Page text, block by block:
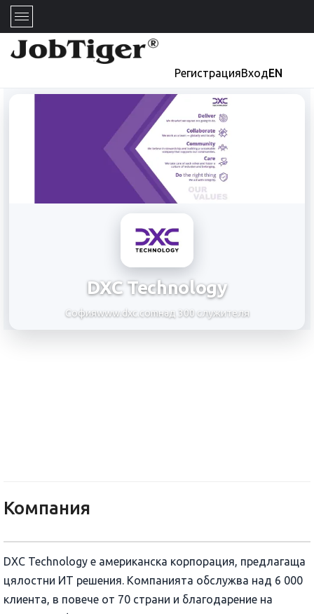
РегистрацияВходEN
DXC Technology
Софияwww.dxc.comнад 300 служителя
Компания
DXC Technology е американска корпорация, предлагаща
цялостни ИТ решения. Компанията обслужва над 6 000
клиента, в повече от 70 страни и благодарение на